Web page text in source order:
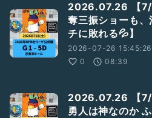
2026.07.26 【
奪三振ショーも、
チに敗れる💦】
2026-07-26 15:45:26
0
08:39
2026.07.26 【
勇人は神なのか ふ